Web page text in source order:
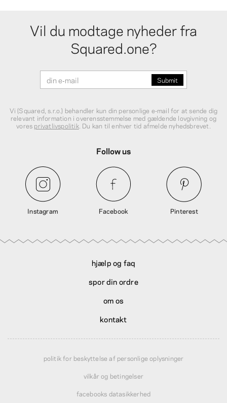
Vil du modtage nyheder fra
Squared.one?
Vi (Squared, s.r.o.) behandler kun din personlige e‑mail for at sende dig
relevant information i overensstemmelse med gældende lovgivning og
vores privatlivspolitik. Du kan til enhver tid afmelde nyhedsbrevet.
Follow us
Instagram Facebook Pinterest
hjælp og faq
spor din ordre
om os
kontakt
politik for beskyttelse af personlige oplysninger
vilkår og betingelser
facebooks datasikkerhed